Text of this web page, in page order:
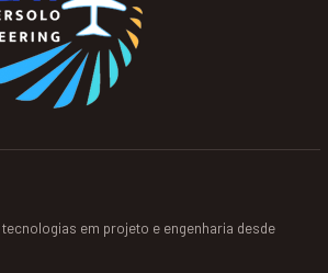
em projeto e engenharia desde